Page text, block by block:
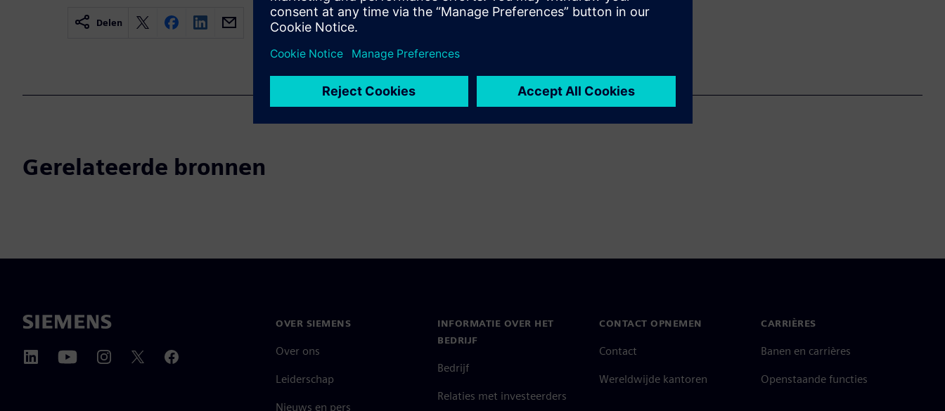
Delen
Gerelateerde bronnen
OVER SIEMENS
Over ons
Leiderschap
Nieuws en pers
INFORMATIE OVER HET
BEDRIJF
Bedrijf
Relaties met investeerders
CONTACT OPNEMEN
Contact
Wereldwijde kantoren
CARRIÈRES
Banen en carrières
Openstaande functies